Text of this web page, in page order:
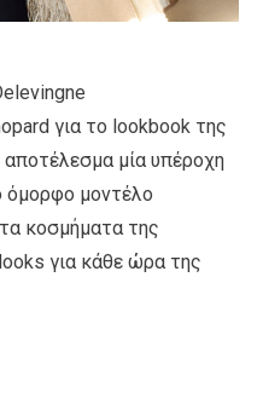
για το lookbook της
μία υπέροχη
όμορφο μοντέλο
κοσμήματα της
για κάθε ώρα της